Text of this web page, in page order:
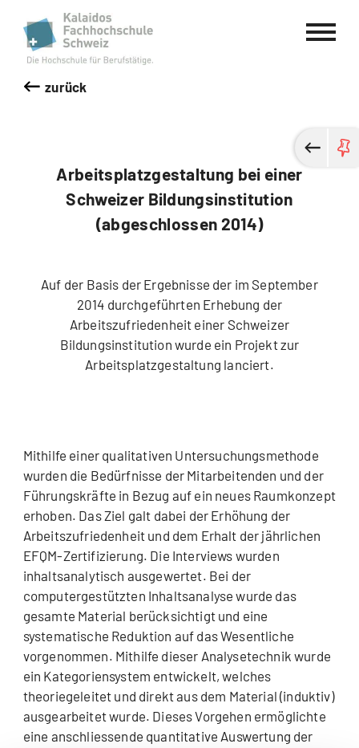
Kalaidos Fachhochschule Schweiz
zurück
Arbeitsplatzgestaltung bei einer
Schweizer Bildungsinstitution
(abgeschlossen 2014)
Auf der Basis der Ergebnisse der im September
2014 durchgeführten Erhebung der
Arbeitszufriedenheit einer Schweizer
Bildungsinstitution wurde ein Projekt zur
Arbeitsplatzgestaltung lanciert.
Mithilfe einer qualitativen Untersuchungsmethode
wurden die Bedürfnisse der Mitarbeitenden und der
Führungskräfte in Bezug auf ein neues Raumkonzept
erhoben. Das Ziel galt dabei der Erhöhung der
Arbeitszufriedenheit und dem Erhalt der jährlichen
EFQM-Zertifizierung. Die Interviews wurden
inhaltsanalytisch ausgewertet. Bei der
computergestützten Inhaltsanalyse wurde das
gesamte Material berücksichtigt und eine
systematische Reduktion auf das Wesentliche
vorgenommen. Mithilfe dieser Analysetechnik wurde
ein Kategoriensystem entwickelt, welches
theoriegeleitet und direkt aus dem Material (induktiv)
ausgearbeitet wurde. Dieses Vorgehen ermöglichte
eine anschliessende quantitative Auswertung der